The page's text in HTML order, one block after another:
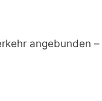
angebunden